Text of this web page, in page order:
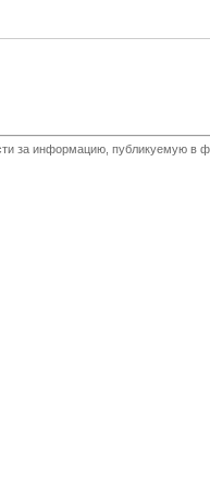
за информацию, публикуемую